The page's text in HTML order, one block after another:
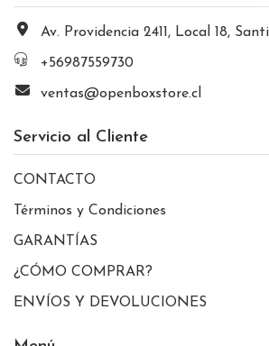
Av. Providencia 2411, Local 18, Santiago,
+56987559730
ventas@openboxstore.cl
Servicio al Cliente
CONTACTO
Términos y Condiciones
GARANTÍAS
¿CÓMO COMPRAR?
ENVÍOS Y DEVOLUCIONES